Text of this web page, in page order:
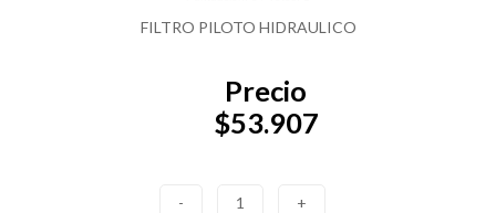
FILTRO PILOTO HIDRAULICO
Precio
$53.907
- 1 +